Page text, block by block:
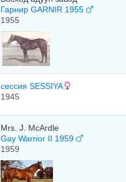
Гарнир GARNIR 1955
1955
сессия SESSIYA
1945
Mrs. J. McArdle
Gay Warrior II 1959
1959